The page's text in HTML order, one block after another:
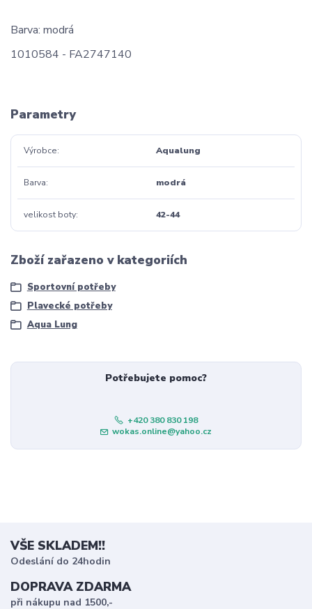
Barva: modrá
1010584 - FA2747140
Parametry
Výrobce Aqualung
Barva modrá
velikost boty 42-44
Zboží zařazeno v kategoriích
Sportovní potřeby
Plavecké potřeby
Aqua Lung
Potřebujete pomoc?
+420 380 830 198
wokas.online@yahoo.cz
VŠE SKLADEM!!
Odeslání do 24hodin
DOPRAVA ZDARMA
při nákupu nad 1500,-